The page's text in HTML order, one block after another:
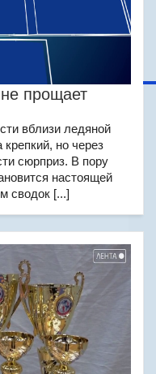
прощает
вблизи ледяной
крепкий, но через
сюрприз. В пору
настоящей
сводок [...]